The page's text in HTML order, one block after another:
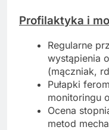
Profilaktyka i
Regularne
wystąpienia
(mączniak,
Pułapki
monitoringu
Ocena
metod